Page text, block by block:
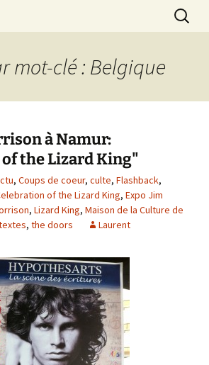
· Historien du rock ·
mot-clé : Belgique
à Namur:
the Lizard King"
, Coups de coeur, culte, Flashback,
of the Lizard King, Expo Jim
, Lizard King, Maison de la Culture de
, the doors Laurent